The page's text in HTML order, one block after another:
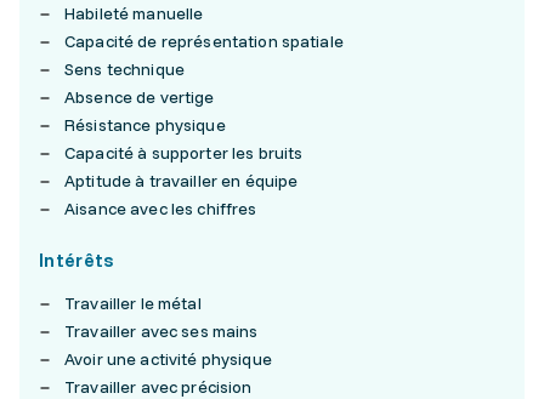
Habileté manuelle
Capacité de représentation spatiale
Sens technique
Absence de vertige
Résistance physique
Capacité à supporter les bruits
Aptitude à travailler en équipe
Aisance avec les chiffres
Intérêts
Travailler le métal
Travailler avec ses mains
Avoir une activité physique
Travailler avec précision